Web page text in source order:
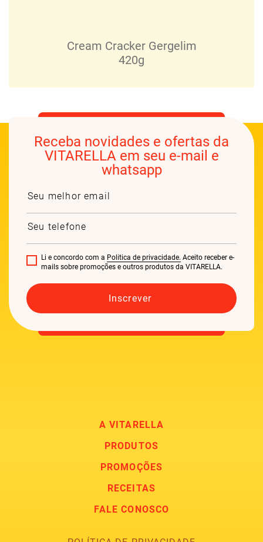
Cream Cracker Gergelim
420g
Receba novidades e ofertas da
VITARELLA em seu e-mail e
whatsapp
Li e concordo com a Politica de privacidade. Aceito receber e-
mails sobre promoções e outros produtos da VITARELLA.
A VITARELLA
PRODUTOS
PROMOÇÕES
RECEITAS
FALE CONOSCO